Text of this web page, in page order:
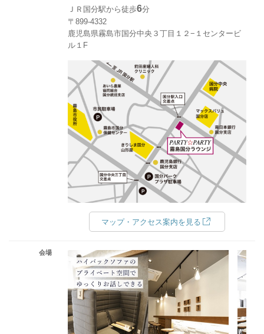
ＪＲ国分駅から徒歩6分
〒899-4332
鹿児島県霧島市国分中央３丁目１２−１センタービ
ル１F
マップ・アクセス案内を見る
会場